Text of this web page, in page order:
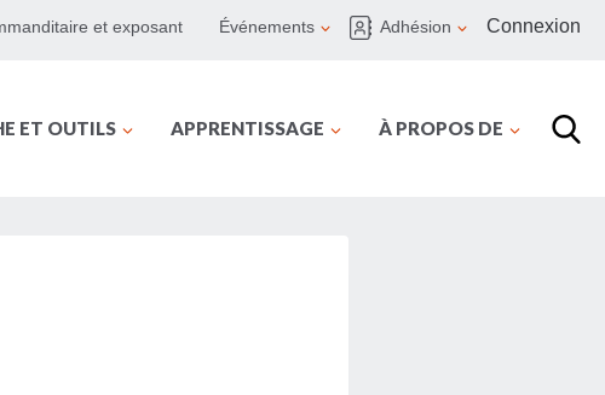
et exposant Événements Adhésion Connexion
ET OUTILS APPRENTISSAGE À PROPOS DE